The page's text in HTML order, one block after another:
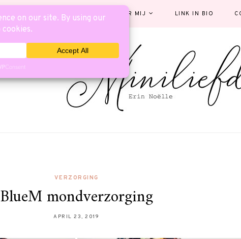
CATEGORIEËN OVER MIJ LINK IN BIO
VERZORGING
BlueM mondverzorging
APRIL 23, 2019